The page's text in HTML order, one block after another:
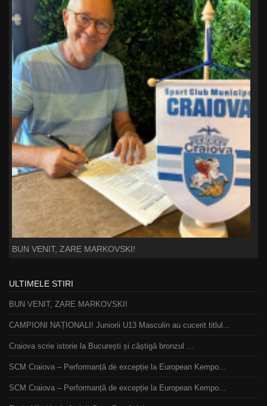
BUN VENIT, ZARE MARKOVSKI!
ULTIMELE STIRI
BUN VENIT, ZARE MARKOVSKI!
CAMPIONI NAȚIONALI! Juniorii U13 Masculin au cucerit titlul...
Craiova scrie istorie la București și câștigă bronzul ...
SCM Craiova – Performanță de excepție la European Kempo...
SCM Craiova – Performanță de excepție la European Kempo...